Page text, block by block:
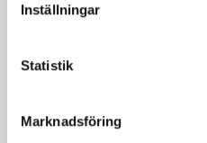
Inställningar
Statistik
Marknadsföring